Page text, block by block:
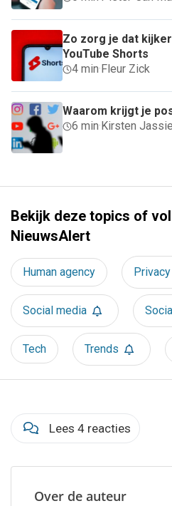
Zo zorg je dat
YouTube Shorts
4 min·Fleur Zick
Waarom krijgt je
6 min·Kirsten
Bekijk deze topics of
NieuwsAlert
Human agency Privacy
Social media
Tech Trends
Lees 4 reacties
Over de auteur